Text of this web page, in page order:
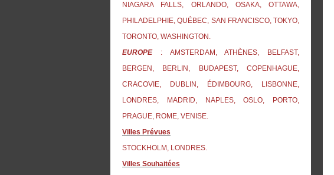
NIAGARA FALLS, ORLANDO, OSAKA, OTTAWA,
PHILADELPHIE, QUÉBEC, SAN FRANCISCO, TOKYO,
TORONTO, WASHINGTON.
EUROPE: AMSTERDAM, ATHÈNES, BELFAST,
BERGEN, BERLIN, BUDAPEST, COPENHAGUE,
CRACOVIE, DUBLIN, ÉDIMBOURG, LISBONNE,
LONDRES, MADRID, NAPLES, OSLO, PORTO,
PRAGUE, ROME, VENISE.
Villes Prévues
STOCKHOLM, LONDRES.
Villes Souhaitées